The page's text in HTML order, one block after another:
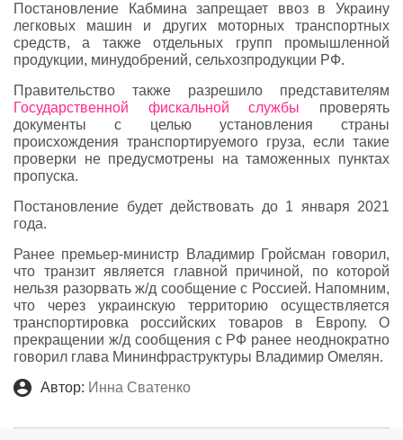
Постановление Кабмина запрещает ввоз в Украину
легковых машин и других моторных транспортных
средств, а также отдельных групп промышленной
продукции, минудобрений, сельхозпродукции РФ.
Правительство также разрешило представителям
Государственной фискальной службы проверять
документы с целью установления страны
происхождения транспортируемого груза, если такие
проверки не предусмотрены на таможенных пунктах
пропуска.
Постановление будет действовать до 1 января 2021
года.
Ранее премьер-министр Владимир Гройсман говорил,
что транзит является главной причиной, по которой
нельзя разорвать ж/д сообщение с Россией. Напомним,
что через украинскую территорию осуществляется
транспортировка российских товаров в Европу. О
прекращении ж/д сообщения с РФ ранее неоднократно
говорил глава Мининфраструктуры Владимир Омелян.
Автор: Инна Сватенко